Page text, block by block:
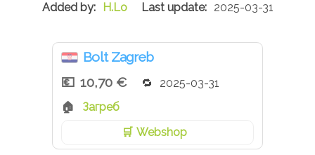
H.Lo 2025-03-31
Bolt Zagreb
10,70 €
2025-03-31
Загреб
Webshop